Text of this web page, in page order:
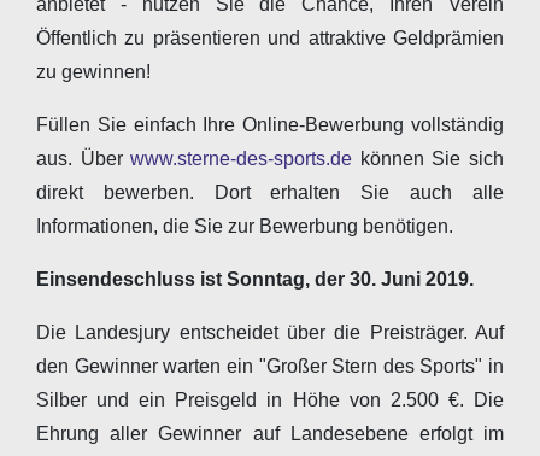
anbietet - nutzen Sie die Chance, Ihren Verein
Öffentlich zu präsentieren und attraktive Geldprämien
zu gewinnen!
Füllen Sie einfach Ihre Online-Bewerbung vollständig
aus. Überwww.sterne-des-sports.de können Sie sich
direkt bewerben. Dort erhalten Sie auch alle
Informationen, die Sie zur Bewerbung benötigen.
Einsendeschluss ist Sonntag, der 30. Juni 2019.
Die Landesjury entscheidet über die Preisträger. Auf
den Gewinner warten ein "Großer Stern des Sports" in
Silber und ein Preisgeld in Höhe von 2.500 €. Die
Ehrung aller Gewinner auf Landesebene erfolgt im